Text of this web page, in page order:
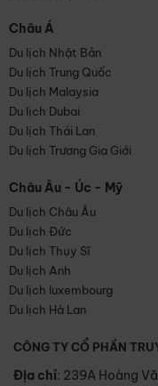
Châu Á
Du lịch Nhật Bản
Du lịch Trung Quốc
Du lịch Malaysia
Du lịch Dubai
Du lịch Thái Lan
Du lịch Trương Gia Giới
Châu Âu - Úc - Mỹ
Du lịch Châu Âu
Du lịch Đức
Du lịch Thụy Sĩ
Du lịch Anh
Du lịch luxembourg
Du lịch Hà Lan
CÔNG TY CỔ PHẦN
Địa chỉ: 239A Hoàng